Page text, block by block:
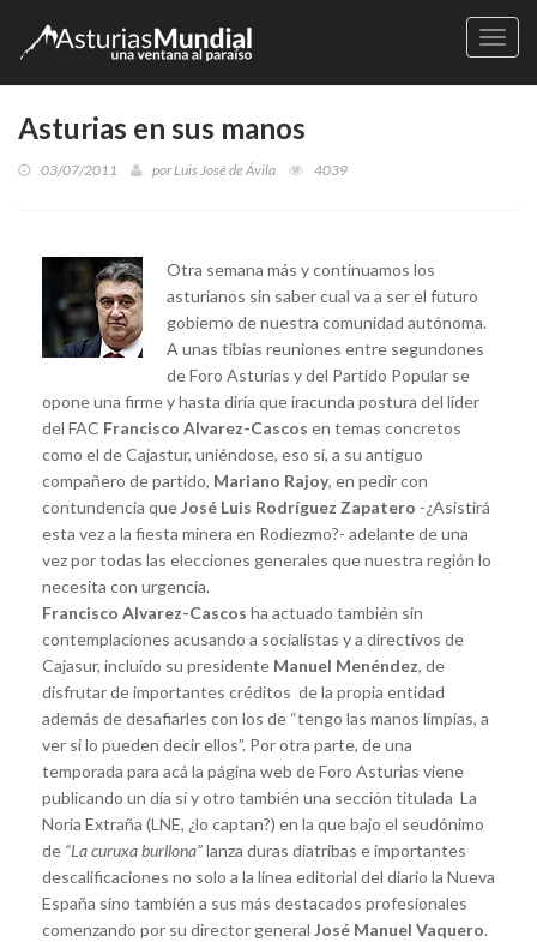
Asturias en sus manos
03/07/2011 porLuis José de Ávila 4039
Otra semana más y continuamos los
asturianos sin saber cual va a ser el futuro
gobierno de nuestra comunidad autónoma.
A unas tibias reuniones entre segundones
de Foro Asturias y del Partido Popular se
opone una firme y hasta diría que iracunda postura del líder
del FAC Francisco Alvarez-Cascos en temas concretos
como el de Cajastur, uniéndose, eso sí, a su antiguo
compañero de partido, Mariano Rajoy, en pedir con
contundencia queJosé Luis Rodríguez Zapatero -¿Asistirá
esta vez a la fiesta minera en Rodiezmo?- adelante de una
vez por todas las elecciones generales que nuestra región lo
necesita con urgencia.
Francisco Alvarez-Cascos ha actuado también sin
contemplaciones acusando a socialistas y a directivos de
Cajasur, incluido su presidente Manuel Menéndez, de
disfrutar de importantes créditos de la propia entidad
además de desafiarles con los de “tengo las manos límpias, a
ver si lo pueden decir ellos”. Por otra parte, de una
temporada para acá la página web de Foro Asturias viene
publicando un día sí y otro también una sección titulada La
Noria Extraña (LNE, ¿lo captan?) en la que bajo el seudónimo
de “La curuxa burllona”lanza duras diatribas e importantes
descalificaciones no solo a la línea editorial del diario la Nueva
España sino también a sus más destacados profesionales
comenzando por su director general José Manuel Vaquero.